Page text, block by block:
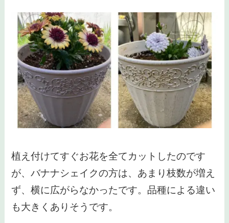
植え付けてすぐお花を全てカットしたのです
が、バナナシェイクの方は、あまり枝数が増え
ず、横に広がらなかったです。品種による違い
も大きくありそうです。